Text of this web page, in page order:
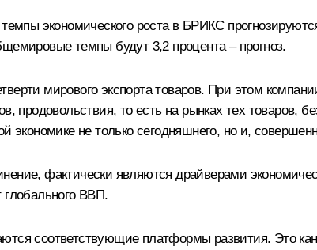
экономического роста в БРИКС
темпы будут 3,2 процента – прогноз.
мирового экспорта товаров. При этом
продовольствия, то есть на рынках тех
экономике не только сегодняшнего, но и,
фактически являются драйверами
глобального ВВП.
соответствующие платформы развития. Это